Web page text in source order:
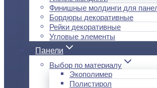
Финишные молдинги для
Бордюры декоративные
Рейки декоративные
Угловые элементы
Панели
Выбор по материалу
Экополимер
Полистирол